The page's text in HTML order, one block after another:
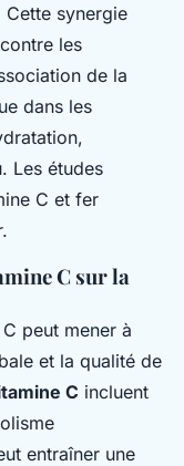
synergie
les
de la
dans les
Les études
C et fer
C sur la
peut mener à
et la qualité de
C incluent
entraîner une